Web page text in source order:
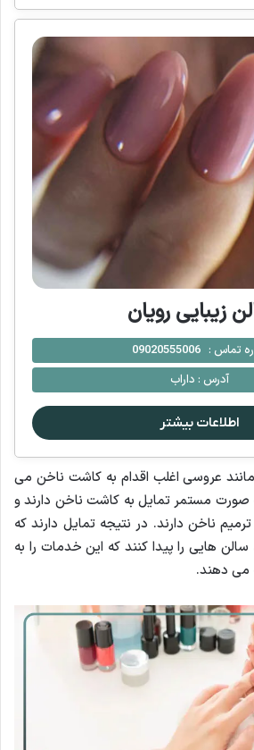
زیبایی رویان
تماس : 09020555006
آدرس : داراب
اطلاعات بیشتر
عروسی اغلب اقدام به کاشت ناخن می
صورت مستمر تمایل به کاشت ناخن دارند و
ناخن دارند. در نتیجه تمایل دارند که
هایی را پیدا کنند که این خدمات را به
می دهند.